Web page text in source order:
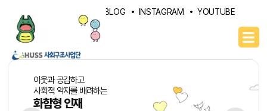
NAVER BLOG INSTAGRAM YOUTUBE
이웃과 공감하고
사회적 약자를 배려하는
화합형 인재